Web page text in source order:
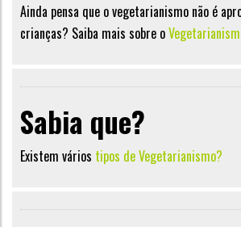
Ainda pensa que o vegetarianismo não é
crianças? Saiba mais sobre o
Sabia que?
Existem vários tipos de Vegetarianismo?